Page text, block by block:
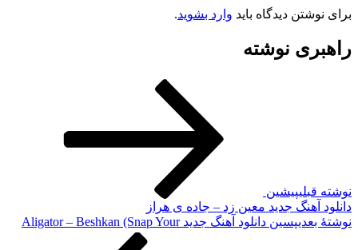
برای نوشتن دیدگاه باید وارد بشوید.
راهبری نوشته
نوشته قبلیپیشین
دانلود آهنگ جدید معین زد – جاده ی هراز
نوشته‌ٔ بعدیپسین دانلود آهنگ جدید Aligator – Beshkan (Snap Your